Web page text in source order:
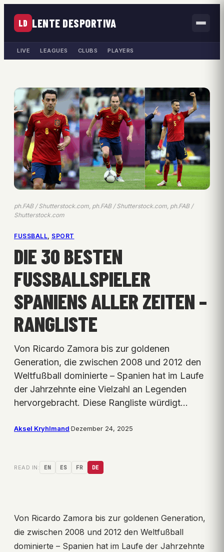
LD LENTE DESPORTIVA
LIVE LEAGUES CLUBS PLAYERS
ph.FAB / Shutterstock.com, ph.FAB / Shutterstock.com, ph.FAB /
Shutterstock.com
FUSSBALL , SPORT
DIE 30 BESTEN
FUSSBALLSPIELER S
PANIENS ALLER ZEITEN – R
ANGLISTE
Von Ricardo Zamora bis zur goldenen
Generation, die zwischen 2008 und 2012 den
Weltfußball dominierte – Spanien hat im Laufe
der Jahrzehnte eine Vielzahl an Legenden
hervorgebracht. Diese Rangliste würdigt…
Aksel Kryhlmand·Dezember 24, 2025
READ IN: EN ES FR DE
Von Ricardo Zamora bis zur goldenen Generation,
die zwischen 2008 und 2012 den Weltfußball
dominierte – Spanien hat im Laufe der Jahrzehnte